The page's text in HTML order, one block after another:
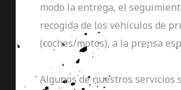
modo la entrega, el
recogida de los vehículos de
(coches/motos), a la prensa
Algunos de nuestros servicios